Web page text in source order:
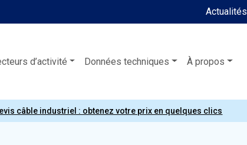
Actualités
d’activité Données techniques À propos
câble industriel : obtenez votre prix en quelques clics